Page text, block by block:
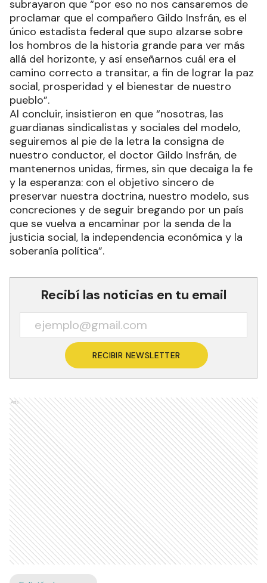
subrayaron que “por eso no nos cansaremos de
proclamar que el compañero Gildo Insfrán, es el
único estadista federal que supo alzarse sobre
los hombros de la historia grande para ver más
allá del horizonte, y así enseñarnos cuál era el
camino correcto a transitar, a fin de lograr la paz
social, prosperidad y el bienestar de nuestro
pueblo”.
Al concluir, insistieron en que “nosotras, las
guardianas sindicalistas y sociales del modelo,
seguiremos al pie de la letra la consigna de
nuestro conductor, el doctor Gildo Insfrán, de
mantenernos unidas, firmes, sin que decaiga la fe
y la esperanza: con el objetivo sincero de
preservar nuestra doctrina, nuestro modelo, sus
concreciones y de seguir bregando por un país
que se vuelva a encaminar por la senda de la
justicia social, la independencia económica y la
soberanía política”.
Recibí las noticias en tu email
RECIBIR NEWSLETTER
Ads